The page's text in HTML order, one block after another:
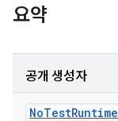
요약
공개 생성자
NoTestRuntime